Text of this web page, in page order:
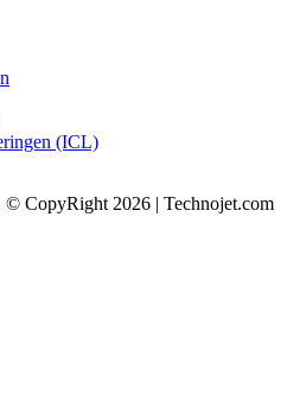
(ICL)
CopyRight 2026 | Technojet.com